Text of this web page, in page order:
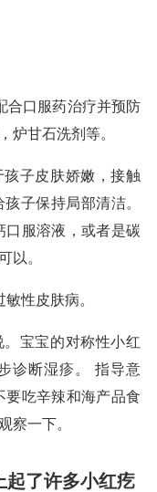
合口服药治疗并预防
炉甘石洗剂等。
子皮肤娇嫩，接触
子保持局部清洁。
口服溶液，或者是碳
以。
性皮肤病。
宝宝的对称性小红
诊断湿疹。 指导意
要吃辛辣和海产品食
察一下。
起了许多小红疙